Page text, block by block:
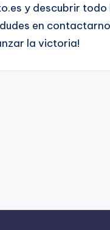
y descubrir
en
la victoria!